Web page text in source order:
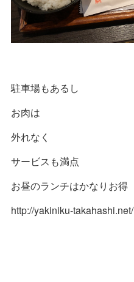
駐車場もあるし
お肉は
外れなく
サービスも満点
お昼のランチはかなりお得
http://yakiniku-takahashi.net/